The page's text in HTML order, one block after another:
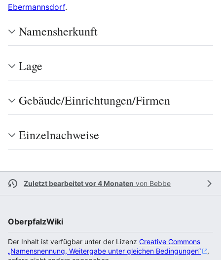
Ebermannsdorf.
Namensherkunft
Lage
Gebäude/Einrichtungen/Firmen
Einzelnachweise
Zuletzt bearbeitet vor 4 Monaten von Bebbe
OberpfalzWiki
Der Inhalt ist verfügbar unter der Lizenz Creative Commons
„Namensnennung, Weitergabe unter gleichen Bedingungen“
,